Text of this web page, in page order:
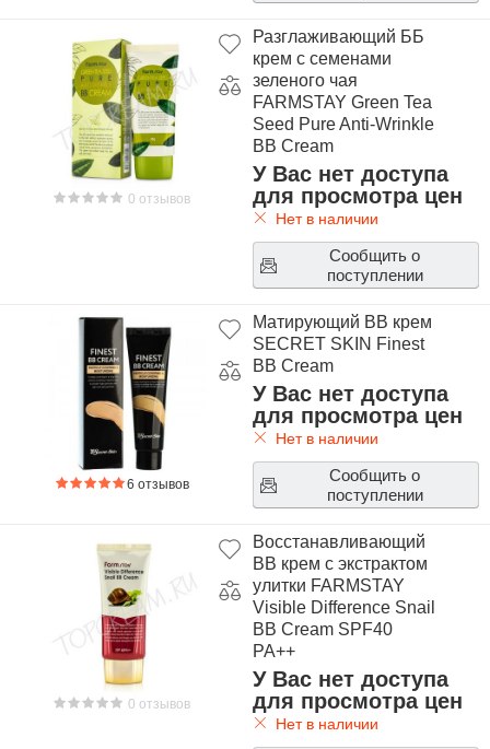
0 отзывов
Разглаживающий ББ
крем с семенами
зеленого чая
FARMSTAY Green Tea
Seed Pure Anti-Wrinkle
BB Cream
У Вас нет доступа
для просмотра цен
Нет в наличии
Сообщить о
поступлении
6 отзывов
Матирующий ВВ крем
SECRET SKIN Finest
BB Cream
У Вас нет доступа
для просмотра цен
Нет в наличии
Сообщить о
поступлении
0 отзывов
Восстанавливающий
BB крем с экстрактом
улитки FARMSTAY
Visible Difference Snail
BB Cream SPF40
PA++
У Вас нет доступа
для просмотра цен
Нет в наличии